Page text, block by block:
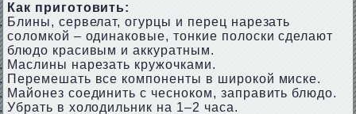
Как приготовить:
Блины, сервелат, огурцы и перец нарезать
соломкой – одинаковые, тонкие полоски сделают
блюдо красивым и аккуратным.
Маслины нарезать кружочками.
Перемешать все компоненты в широкой миске.
Майонез соединить с чесноком, заправить блюдо.
Убрать в холодильник на 1–2 часа.